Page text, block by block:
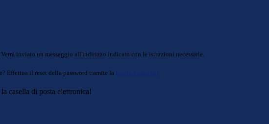
Verrà inviato un messaggio all'indirizzo indicato con le istruzioni necessarie.
Effettua il reset della password tramite la Login Spaggiari
casella di posta elettronica!